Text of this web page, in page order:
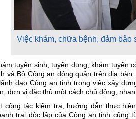
Việc khám, chữa bệnh, đảm
tuyển sinh, tuyển dụng, khám tuyển
và Bộ Công an đóng quân trên địa
đạo Công an tỉnh trong việc xây
đơn vị đặc thù một cách chủ động,
công tác kiểm tra, hướng dẫn thực
trại độc lập của Công an tỉnh cũng